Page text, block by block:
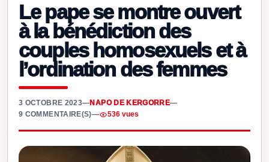
Le pape se montre ouvert
à la bénédiction des
couples homosexuels et à
l’ordination des femmes
3 OCTOBRE 2023—NAPO DE KERGORRE—
9 COMMENTAIRE(S)— 536 vues